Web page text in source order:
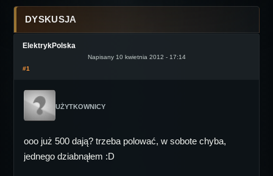
DYSKUSJA
ElektrykPolska
Napisany 10 kwietnia 2012 - 17:14
#1
UŻYTKOWNICY
ooo już 500 dają? trzeba polować, w sobote chyba,
jednego dziabnąłem :D